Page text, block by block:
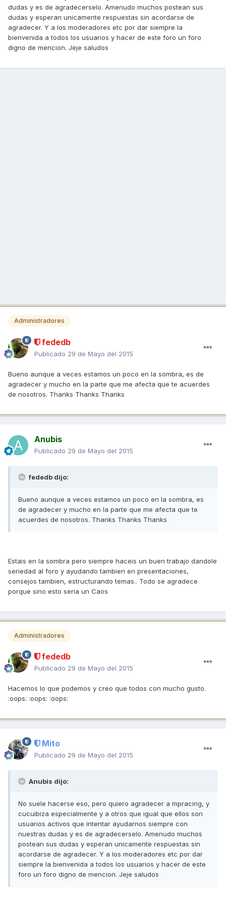
dudas y es de agradecerselo. Amenudo muchos postean sus
dudas y esperan unicamente respuestas sin acordarse de
agradecer. Y a los moderadores etc por dar siempre la
bienvenida a todos los usuarios y hacer de este foro un foro
digno de mencion. Jeje saludos
Administradores
fededb
Publicado 29 de Mayo del 2015
Bueno aunque a veces estamos un poco en la sombra, es de
agradecer y mucho en la parte que me afecta que te acuerdes
de nosotros. Thanks Thanks Thanks
Anubis
Publicado 29 de Mayo del 2015
fededb dijo:
Bueno aunque a veces estamos un poco en la sombra, es
de agradecer y mucho en la parte que me afecta que te
acuerdes de nosotros. Thanks Thanks Thanks
Estais en la sombra pero siempre haceis un buen trabajo dandole
seriedad al foro y ayudando tambien en presentaciones,
consejos tambien, estructurando temas.. Todo se agradece
porque sino esto seria un Caos
Administradores
fededb
Publicado 29 de Mayo del 2015
Hacemos lo que podemos y creo que todos con mucho gusto.
:oops: :oops: :oops:
Mito
Publicado 29 de Mayo del 2015
Anubis dijo:
No suele hacerse eso, pero quiero agradecer a mpracing, y
cucuibiza especialmente y a otros que igual que ellos son
usuarios activos que intentar ayudarnos siempre con
nuestras dudas y es de agradecerselo. Amenudo muchos
postean sus dudas y esperan unicamente respuestas sin
acordarse de agradecer. Y a los moderadores etc por dar
siempre la bienvenida a todos los usuarios y hacer de este
foro un foro digno de mencion. Jeje saludos